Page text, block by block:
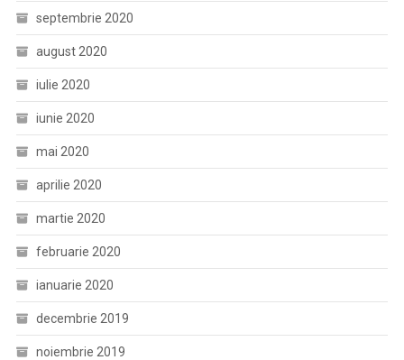
septembrie 2020
august 2020
iulie 2020
iunie 2020
mai 2020
aprilie 2020
martie 2020
februarie 2020
ianuarie 2020
decembrie 2019
noiembrie 2019